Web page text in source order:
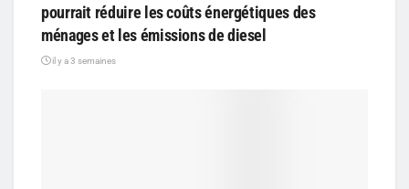
pourrait réduire les coûts énergétiques des
ménages et les émissions de diesel
il y a 3 semaines